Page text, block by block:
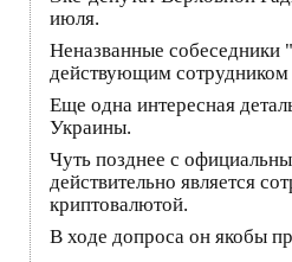
июля.
Неназванные собеседники
действующим сотрудником
Еще одна интересная
Украины.
Чуть позднее с
действительно является
криптовалютой.
В ходе допроса он якобы